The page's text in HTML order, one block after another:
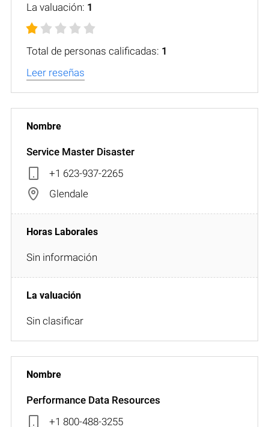
La valuación: 1
Total de personas calificadas: 1
Leer reseñas
Service Master Disaster
+1 623-937-2265
Glendale
Sin información
Sin clasificar
Performance Data Resources
+1 800-488-3255